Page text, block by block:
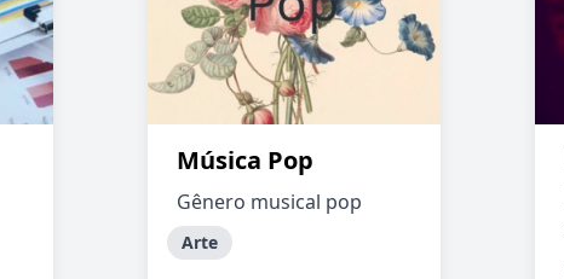
Música Pop
Gênero musical pop
Arte